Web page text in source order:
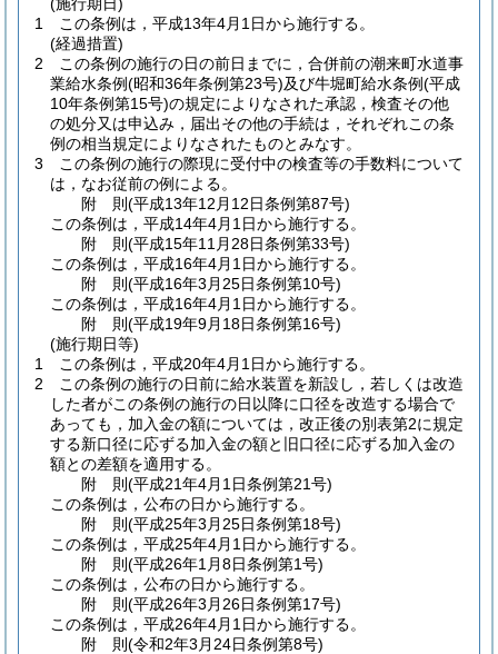
1
この条例は，平成13年4月1日から施行する。
(経過措置)
2
この条例の施行の日の前日までに，合併前の潮来町水道事
業給水条例(昭和36年条例第23号)及び牛堀町給水条例(平成
10年条例第15号)の規定によりなされた承認，検査その他
の処分又は申込み，届出その他の手続は，それぞれこの条
例の相当規定によりなされたものとみなす。
3
この条例の施行の際現に受付中の検査等の手数料について
は，なお従前の例による。
附 則(平成13年12月12日条例第87号)
この条例は，平成14年4月1日から施行する。
附 則(平成15年11月28日条例第33号)
この条例は，平成16年4月1日から施行する。
附 則(平成16年3月25日条例第10号)
この条例は，平成16年4月1日から施行する。
附 則(平成19年9月18日条例第16号)
(施行期日等)
1
この条例は，平成20年4月1日から施行する。
2
この条例の施行の日前に給水装置を新設し，若しくは改造
した者がこの条例の施行の日以降に口径を改造する場合で
あっても，加入金の額については，改正後の別表第2に規定
する新口径に応ずる加入金の額と旧口径に応ずる加入金の
額との差額を適用する。
附 則(平成21年4月1日条例第21号)
この条例は，公布の日から施行する。
附 則(平成25年3月25日条例第18号)
この条例は，平成25年4月1日から施行する。
附 則(平成26年1月8日条例第1号)
この条例は，公布の日から施行する。
附 則(平成26年3月26日条例第17号)
この条例は，平成26年4月1日から施行する。
附 則(令和2年3月24日条例第8号)